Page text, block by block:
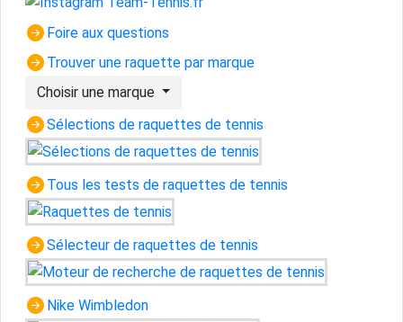
Foire aux questions
Trouver une raquette par marque
Choisir une marque
Sélections de raquettes de tennis
Tous les tests de raquettes de tennis
Sélecteur de raquettes de tennis
Nike Wimbledon